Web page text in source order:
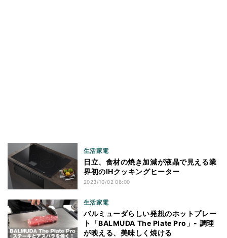
生活家電
日立、食材の焼き加減が液晶で見える業
界初のIHクッキングヒーター
2023/10/02 06:00
生活家電
バルミューダらしい発想のホットプレー
ト「BALMUDA The Plate Pro」- 調理
が映える、美味しく焼ける